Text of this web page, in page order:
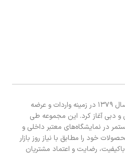
فروشگاه زیبادل فعالیت خود را از سال ۱۳۷۹ در زمینه واردات و عرضه
و دبی آغاز کرد. این مجموعه طی
در نمایشگاه‌های معتبر داخلی و
خود را مطابق با نیاز روز بازار
باکیفیت، رضایت و اعتماد مشتریان